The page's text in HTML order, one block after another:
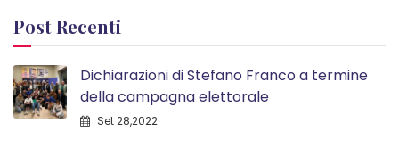
Post Recenti
Dichiarazioni di Stefano Franco a termine
della campagna elettorale
Set 28,2022